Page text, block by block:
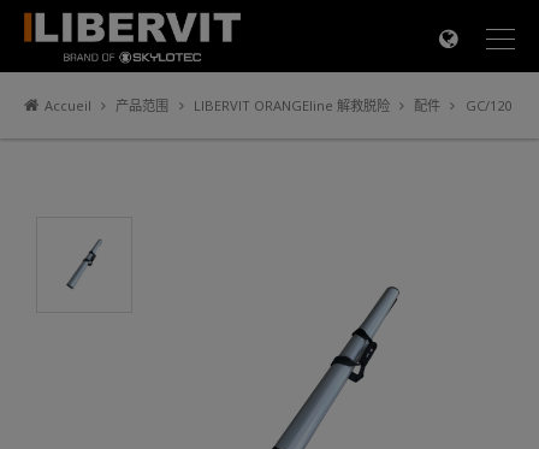
Accueil 产品范围 LIBERVIT ORANGEline 解救脱险 配件 GC/120
×